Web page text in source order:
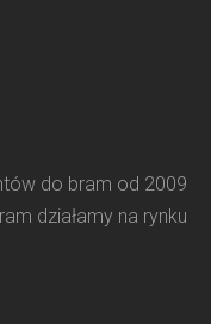
do bram od 2009
działamy na rynku